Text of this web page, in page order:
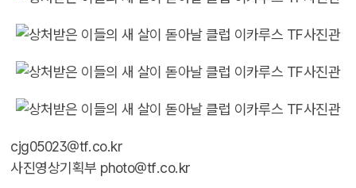
cjg05023@tf.co.kr
사진영상기획부 photo@tf.co.kr